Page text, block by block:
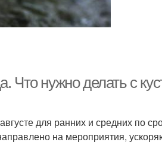
Что нужно делать с
для ранних и средних по
на мероприятия,